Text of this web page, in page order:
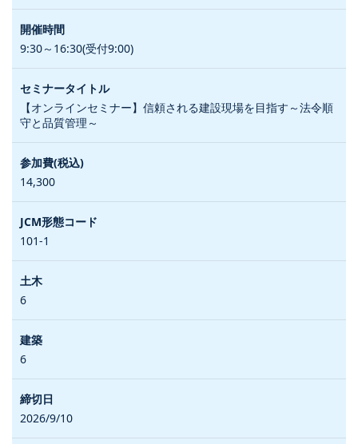
9:30～16:30(受付9:00)
【オンラインセミナー】信頼される建設現場を目指す～法令順
守と品質管理～
14,300
101-1
6
6
2026/9/10